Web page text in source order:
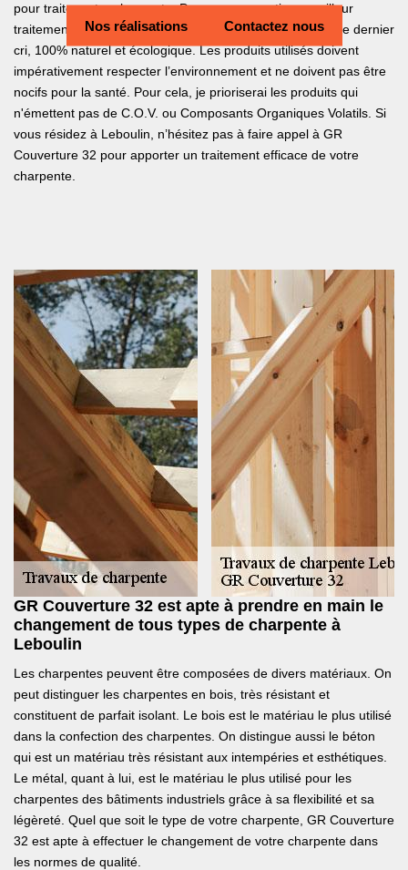
Nos réalisations Contactez nous
pour traiter votre charpente. Pour vous garantir un meilleur
traitement, GR Couverture 32 utilisera les produits de lutte dernier
cri, 100% naturel et écologique. Les produits utilisés doivent
impérativement respecter l’environnement et ne doivent pas être
nocifs pour la santé. Pour cela, je prioriserai les produits qui
n'émettent pas de C.O.V. ou Composants Organiques Volatils. Si
vous résidez à Leboulin, n’hésitez pas à faire appel à GR
Couverture 32 pour apporter un traitement efficace de votre
charpente.
GR Couverture 32 est apte à prendre en main le
changement de tous types de charpente à
Leboulin
Les charpentes peuvent être composées de divers matériaux. On
peut distinguer les charpentes en bois, très résistant et
constituent de parfait isolant. Le bois est le matériau le plus utilisé
dans la confection des charpentes. On distingue aussi le béton
qui est un matériau très résistant aux intempéries et esthétiques.
Le métal, quant à lui, est le matériau le plus utilisé pour les
charpentes des bâtiments industriels grâce à sa flexibilité et sa
légèreté. Quel que soit le type de votre charpente, GR Couverture
32 est apte à effectuer le changement de votre charpente dans
les normes de qualité.